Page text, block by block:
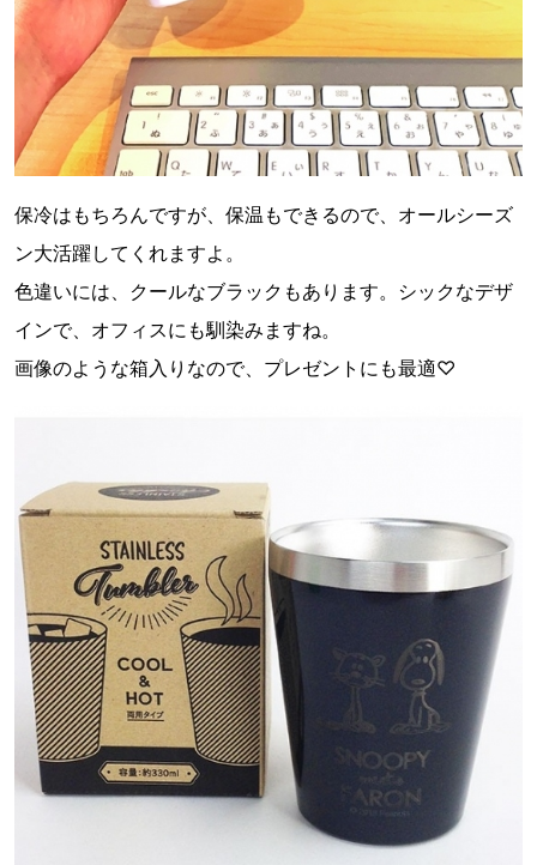
保冷はもちろんですが、保温もできるので、オールシーズ
ン大活躍してくれますよ。
色違いには、クールなブラックもあります。シックなデザ
インで、オフィスにも馴染みますね。
画像のような箱入りなので、プレゼントにも最適♡